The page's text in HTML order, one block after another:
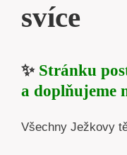
svíce
✨ Stránku
a doplňujeme
Všechny Ježkovy